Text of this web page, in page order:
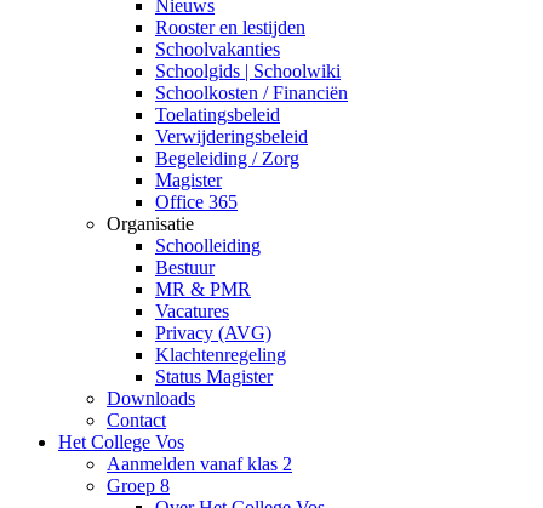
Nieuws
Rooster en lestijden
Schoolvakanties
Schoolgids | Schoolwiki
Schoolkosten / Financiën
Toelatingsbeleid
Verwijderingsbeleid
Begeleiding / Zorg
Magister
Office 365
Organisatie
Schoolleiding
Bestuur
MR & PMR
Vacatures
Privacy (AVG)
Klachtenregeling
Status Magister
Downloads
Contact
Het College Vos
Aanmelden vanaf klas 2
Groep 8